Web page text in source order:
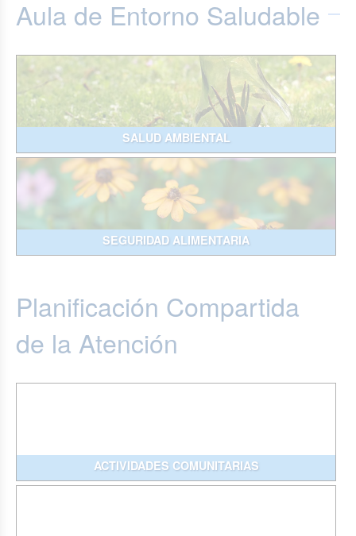
Aula de Entorno Saludable
SALUD AMBIENTAL
SEGURIDAD ALIMENTARIA
Planificación Compartida
de la Atención
ACTIVIDADES COMUNITARIAS